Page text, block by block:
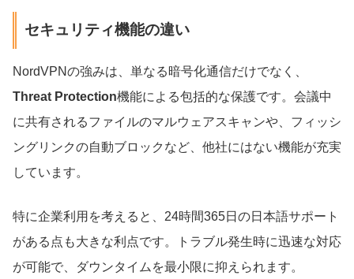
セキュリティ機能の違い
NordVPNの強みは、単なる暗号化通信だけでなく、
Threat Protection機能による包括的な保護です。会議中
に共有されるファイルのマルウェアスキャンや、フィッシ
ングリンクの自動ブロックなど、他社にはない機能が充実
しています。
特に企業利用を考えると、24時間365日の日本語サポート
がある点も大きな利点です。トラブル発生時に迅速な対応
が可能で、ダウンタイムを最小限に抑えられます。